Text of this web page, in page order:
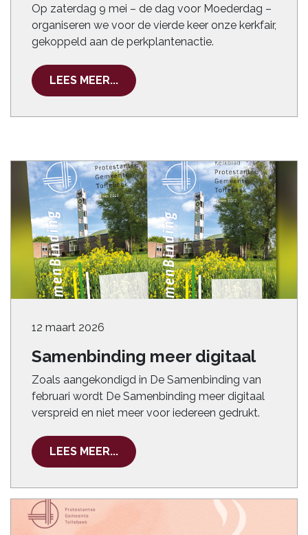
Op zaterdag 9 mei – de dag voor Moederdag –
organiseren we voor de vierde keer onze kerkfair,
gekoppeld aan de perkplantenactie.
LEES MEER...
12 maart 2026
Samenbinding meer digitaal
Zoals aangekondigd in De Samenbinding van
februari wordt De Samenbinding meer digitaal
verspreid en niet meer voor iedereen gedrukt.
LEES MEER...